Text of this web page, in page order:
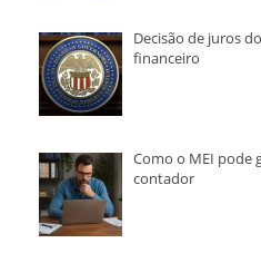
Decisão de juros
financeiro
Como o MEI pode
contador